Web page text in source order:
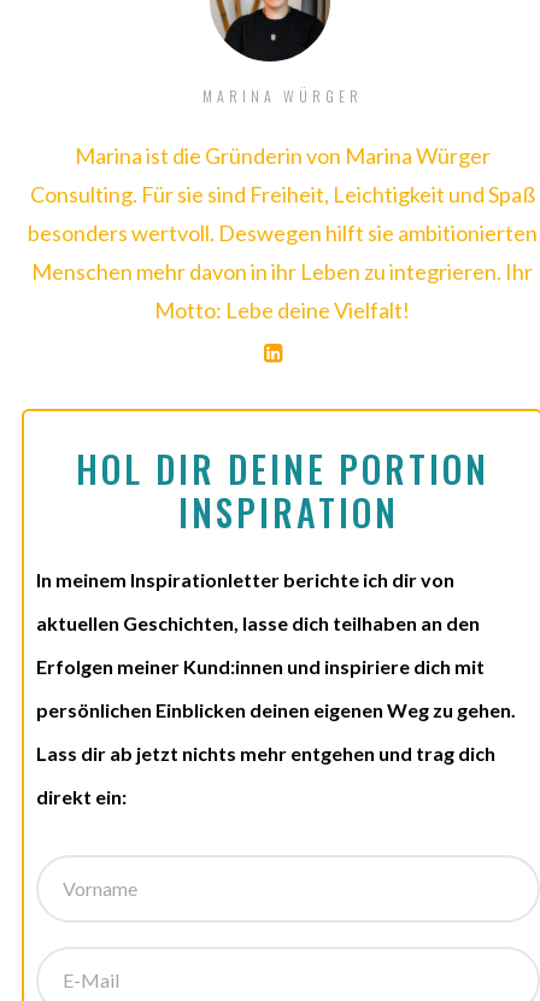
MARINA WÜRGER
Marina ist die Gründerin von Marina Würger
Consulting. Für sie sind Freiheit, Leichtigkeit und Spaß
besonders wertvoll. Deswegen hilft sie ambitionierten
Menschen mehr davon in ihr Leben zu integrieren. Ihr
Motto: Lebe deine Vielfalt!
HOL DIR DEINE PORTION
INSPIRATION
In meinem Inspirationletter berichte ich dir von
aktuellen Geschichten, lasse dich teilhaben an den
Erfolgen meiner Kund:innen und inspiriere dich mit
persönlichen Einblicken deinen eigenen Weg zu gehen.
Lass dir ab jetzt nichts mehr entgehen und trag dich
direkt ein: